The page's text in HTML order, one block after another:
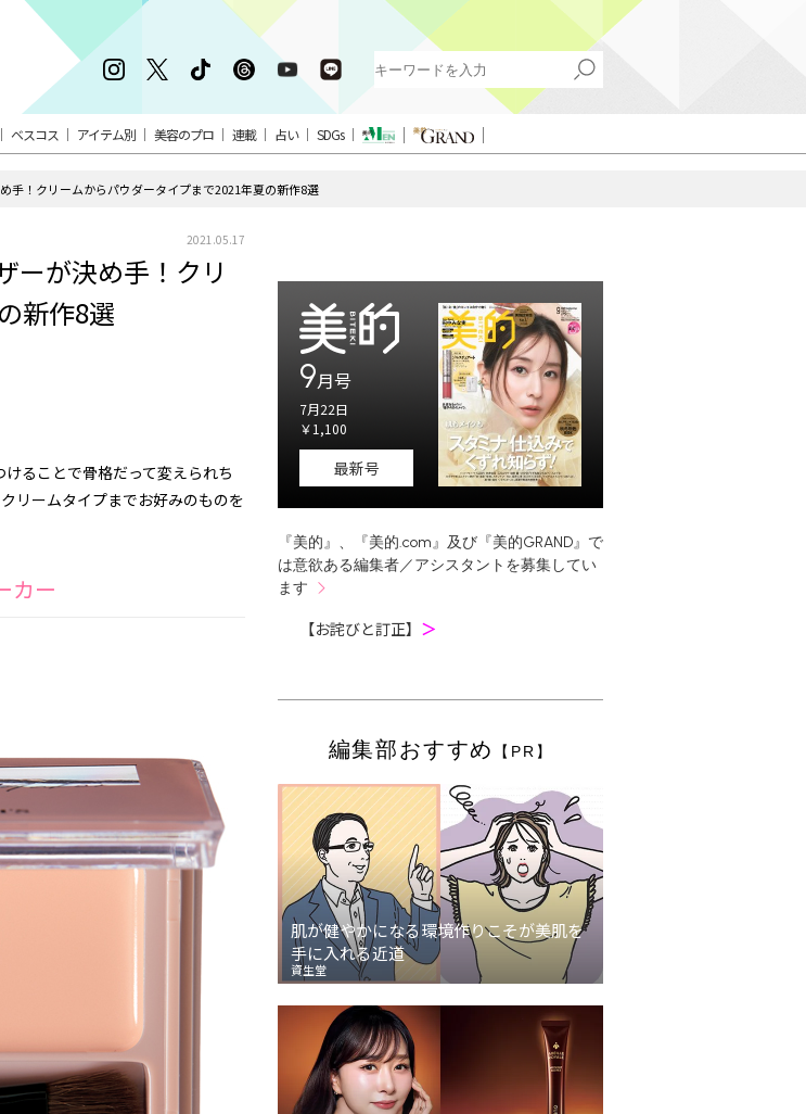
ベスコス アイテム別 美容のプロ 連載 占い SDGs
手！クリームからパウダータイプまで2021年夏の新作8選
2021.05.17
ーが決め手！クリ
新作8選
ることで骨格だって変えられち
リームタイプまでお好みのものを
カー
9月号
7月22日
￥1,100
最新号
『美的』、『美的.com』及び『美的GRAND』で
は意欲ある編集者／アシスタントを募集してい
ます
【お詫びと訂正】 ＞
編集部おすすめ 【PR】
肌が健やかになる環境作りこそが美肌を
手に入れる近道
資生堂